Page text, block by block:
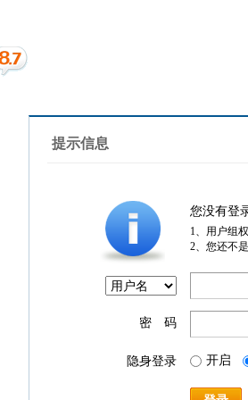
提示信息
您没有登
1、用户组
2、您还不
密 码
隐身登录 开启